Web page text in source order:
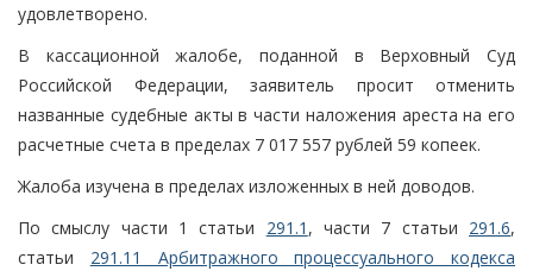
удовлетворено.
В кассационной жалобе, поданной в Верховный Суд
Российской Федерации, заявитель просит отменить
названные судебные акты в части наложения ареста на его
расчетные счета в пределах 7 017 557 рублей 59 копеек.
Жалоба изучена в пределах изложенных в ней доводов.
По смыслу части 1 статьи 291.1 , части 7 статьи 291.6,
статьи 291.11 Арбитражного процессуального кодекса